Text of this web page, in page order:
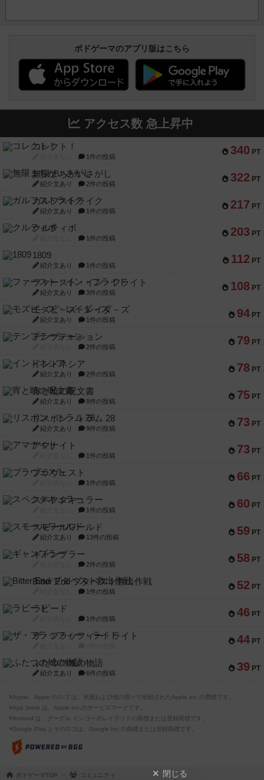
ボドゲーマのアプリ版はこちら
アクセス数 急上昇中
340 PT
コレクト！
1件の投稿
322 PT
無限まちがいさがし
紹介文あり 2件の投稿
217 PT
ガルフストライク
紹介文あり 1件の投稿
203 PT
クルティボ
1件の投稿
112 PT
1809
紹介文あり 1件の投稿
108 PT
ファースト・イン・フライト
紹介文あり 3件の投稿
94 PT
モズビ－ズ・レイダ－ズ
紹介文あり 1件の投稿
79 PT
テンプテーション
2件の投稿
78 PT
インドネシア
紹介文あり 2件の投稿
75 PT
宵と暁の呪文書
紹介文あり 8件の投稿
73 PT
リスボン・トラム 28
紹介文あり 9件の投稿
73 PT
アマナイト
1件の投稿
66 PT
ブラヴェスト
1件の投稿
60 PT
スペクタキュラー
1件の投稿
59 PT
スモールワールド
紹介文あり 13件の投稿
58 PT
ギャンブラー
2件の投稿
52 PT
Bitter End ブタペスト救出作戦
1件の投稿
46 PT
ラピード
1件の投稿
44 PT
ザ・フラッフィー・ライト
39 PT
ふたつの城の物語
紹介文あり 6件の投稿
※Apple、Apple のロゴ は、米国および他の国々で登録されたApple Inc.の商標です。
※App Store は、Apple Inc.のサービスマークです。
※Android は、グーグル インコーポレイテッドの商標または登録商標です。
※Google Play とそのロゴは、Google Inc.の商標または登録商標です。
ボドゲーマTOP コミュニティ 閉じる